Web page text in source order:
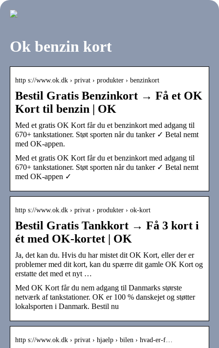
Ok benzin kort
http s://www.ok.dk › privat › produkter › benzinkort
Bestil Gratis Benzinkort → Få et OK
Kort til benzin | OK
Med et gratis OK Kort får du et benzinkort med adgang til
670+ tankstationer. Støt sporten når du tanker ✓ Betal nemt
med OK-appen.
Med et gratis OK Kort får du et benzinkort med adgang til
670+ tankstationer. Støt sporten når du tanker ✓ Betal nemt
med OK-appen ✓
http s://www.ok.dk › privat › produkter › ok-kort
Bestil Gratis Tankkort → Få 3 kort i
ét med OK-kortet | OK
Ja, det kan du. Hvis du har mistet dit OK Kort, eller der er
problemer med dit kort, kan du spærre dit gamle OK Kort og
erstatte det med et nyt …
Med OK Kort får du nem adgang til Danmarks største
netværk af tankstationer. OK er 100 % danskejet og støtter
lokalsporten i Danmark. Bestil nu
http s://www.ok.dk › privat › hjaelp › bilen › hvad-er-f…